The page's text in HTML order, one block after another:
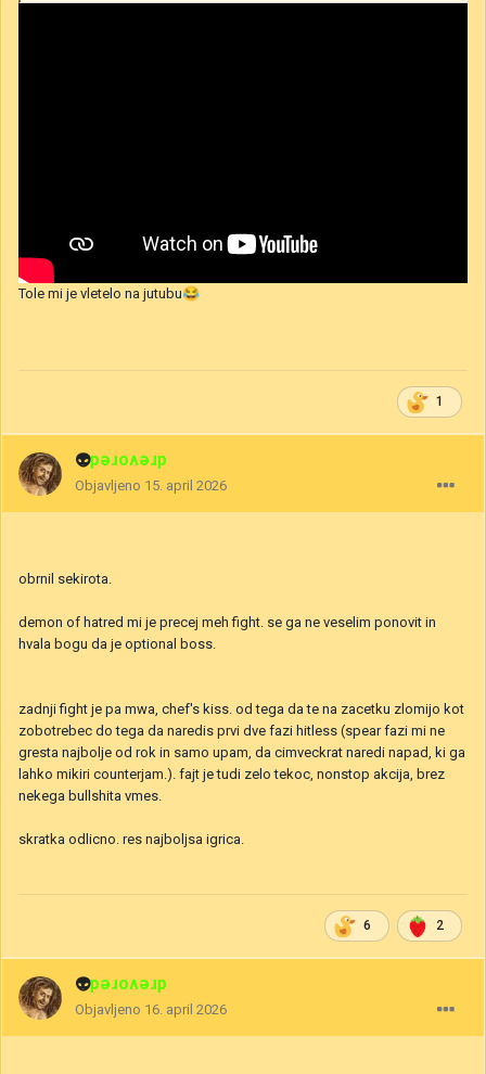
Tole mi je vletelo na jutubu😂
1
👽drevored
Objavljeno 15. april 2026
obrnil sekirota.
demon of hatred mi je precej meh fight. se ga ne veselim ponovit in
hvala bogu da je optional boss.
zadnji fight je pa mwa, chef's kiss. od tega da te na zacetku zlomijo kot
zobotrebec do tega da naredis prvi dve fazi hitless (spear fazi mi ne
gresta najbolje od rok in samo upam, da cimveckrat naredi napad, ki ga
lahko mikiri counterjam.). fajt je tudi zelo tekoc, nonstop akcija, brez
nekega bullshita vmes.
skratka odlicno. res najboljsa igrica.
6 2
👽drevored
Objavljeno 16. april 2026